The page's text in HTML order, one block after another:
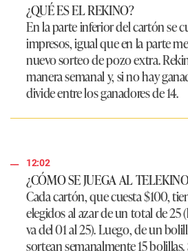
¿QUÉ ES EL REKINO?
En la parte inferior del cartón se
impresos, igual que en la parte
nuevo sorteo de pozo extra.
manera semanal y, si no hay
divide entre los ganadores de 14.
12:02
¿CÓMO SE JUEGA AL
Cada cartón, que cuesta $100,
elegidos al azar de un total de 25
va del 01 al 25). Luego, de un
sortean semanalmente 15 bolillas.